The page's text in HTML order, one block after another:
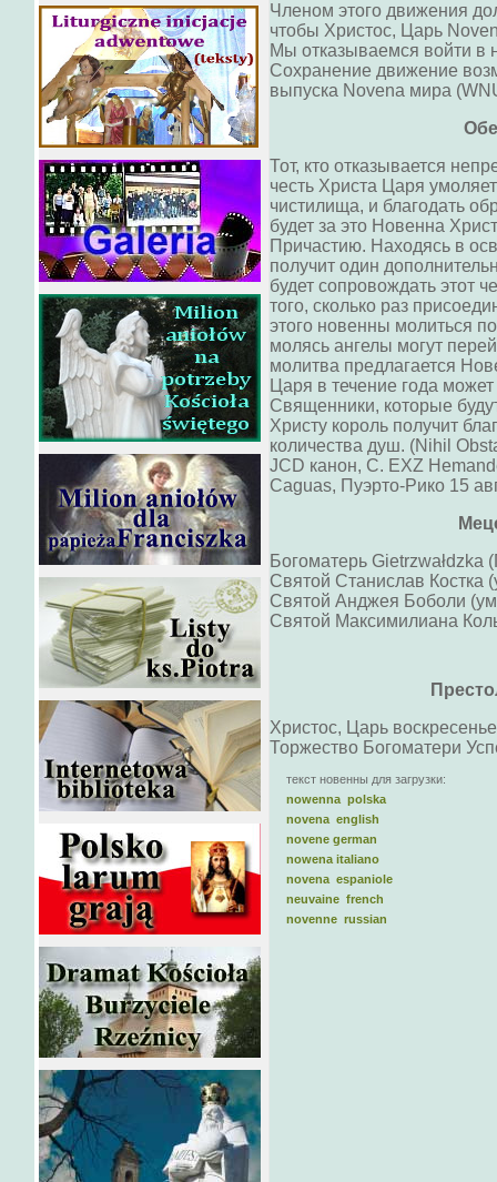
Членом этого движения
чтобы Христос, Царь
Мы отказываемся войти в
Сохранение движение
выпуска Novena мира
Тот, кто отказывается
честь Христа Царя
чистилища, и благодать
будет за это Новенна
Причастию. Находясь в
получит один
будет сопровождать этот
того, сколько раз
этого новенны молиться
молясь ангелы могут
молитва предлагается
Царя в течение года
Священники, которые
Христу король получит
количества душ. (Nihil
JCD канон, С. EXZ
Caguas, Пуэрто-Рико 15
Богоматерь Gietrzwałdzka
Святой Станислав Костка
Святой Анджея Боболи
Святой Максимилиана
Христос, Царь
Торжество Богоматери
текст новенны для загрузки:
nowenna polska
novena english
novene german
nowena italiano
novena espaniole
neuvaine french
novenne russian